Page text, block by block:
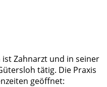
Zahnarzt und in seiner
tätig. Die Praxis
geöffnet: